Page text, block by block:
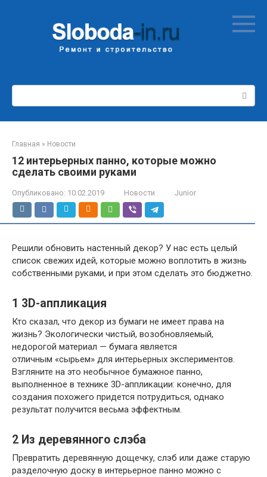
Поиск:
Главная » Новости
12 интерьерных панно, которые можно
сделать своими руками
Опубликовано: 10.02.2019 Новости Junior
Решили обновить настенный декор? У нас есть целый
список свежих идей, которые можно воплотить в жизнь
собственными руками, и при этом сделать это бюджетно.
1 3D-аппликация
Кто сказал, что декор из бумаги не имеет права на
жизнь? Экологически чистый, возобновляемый,
недорогой материал — бумага является
отличным «сырьем» для интерьерных экспериментов.
Взгляните на это необычное бумажное панно,
выполненное в технике 3D-аппликации: конечно, для
создания похожего придется потрудиться, однако
результат получится весьма эффектным.
2 Из деревянного слэба
Превратить деревянную дощечку, слэб или даже старую
разделочную доску в интерьерное панно можно с